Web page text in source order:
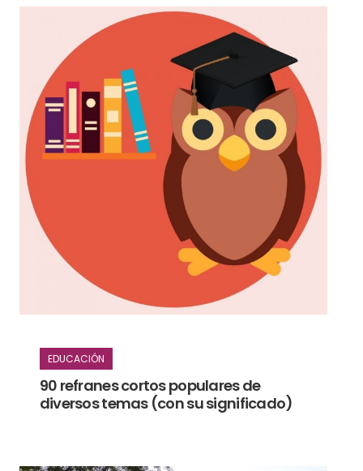
EDUCACIÓN
90 refranes cortos populares de
diversos temas (con su significado)